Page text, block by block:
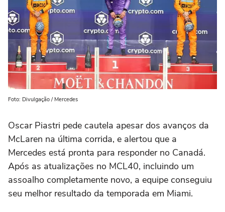
Foto: Divulgação / Mercedes
Oscar Piastri pede cautela apesar dos avanços da
McLaren na última corrida, e alertou que a
Mercedes está pronta para responder no Canadá.
Após as atualizações no MCL40, incluindo um
assoalho completamente novo, a equipe conseguiu
seu melhor resultado da temporada em Miami.